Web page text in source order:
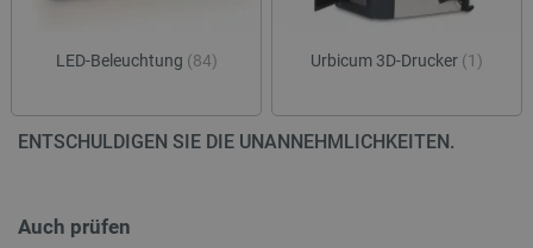
LED-Beleuchtung (84) Urbicum 3D-Drucker (1)
ENTSCHULDIGEN SIE DIE UNANNEHMLICHKEITEN.
Auch prüfen